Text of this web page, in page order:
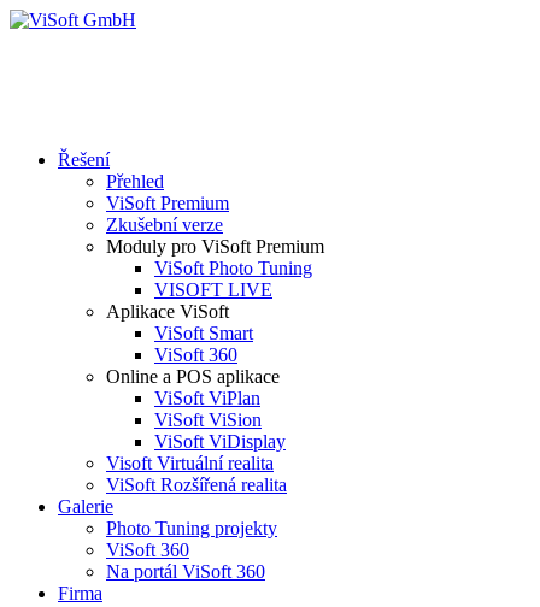
Řešení
Přehled
ViSoft Premium
Zkušební verze
Moduly pro ViSoft Premium
ViSoft Photo Tuning
VISOFT LIVE
Aplikace ViSoft
ViSoft Smart
ViSoft 360
Online a POS aplikace
ViSoft ViPlan
ViSoft ViSion
ViSoft ViDisplay
Visoft Virtuální realita
ViSoft Rozšířená realita
Galerie
Photo Tuning projekty
ViSoft 360
Na portál ViSoft 360
Firma